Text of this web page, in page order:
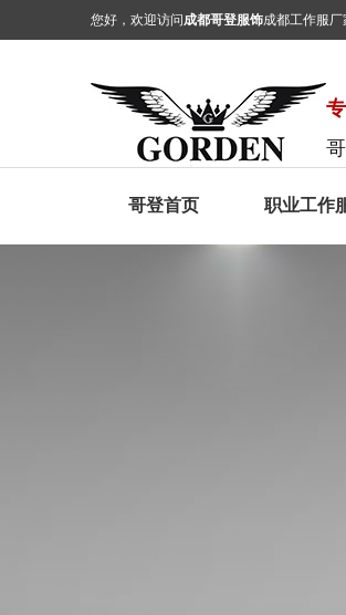
您好，欢迎访问成都哥登服饰成都工作服厂
哥登首页 职业工作